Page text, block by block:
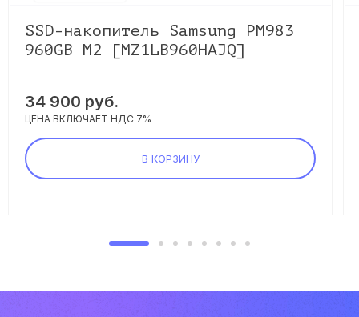
SSD-накопитель Samsung PM983
960GB M2 [MZ1LB960HAJQ]
34 900 руб.
ЦЕНА ВКЛЮЧАЕТ НДС 7%
В КОРЗИНУ